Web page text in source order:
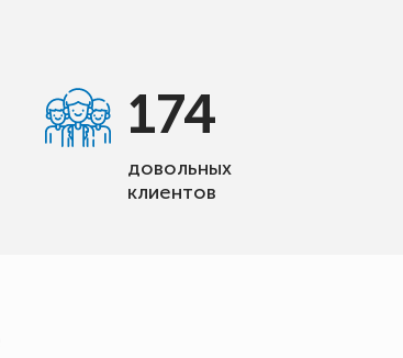
174
довольных
клиентов